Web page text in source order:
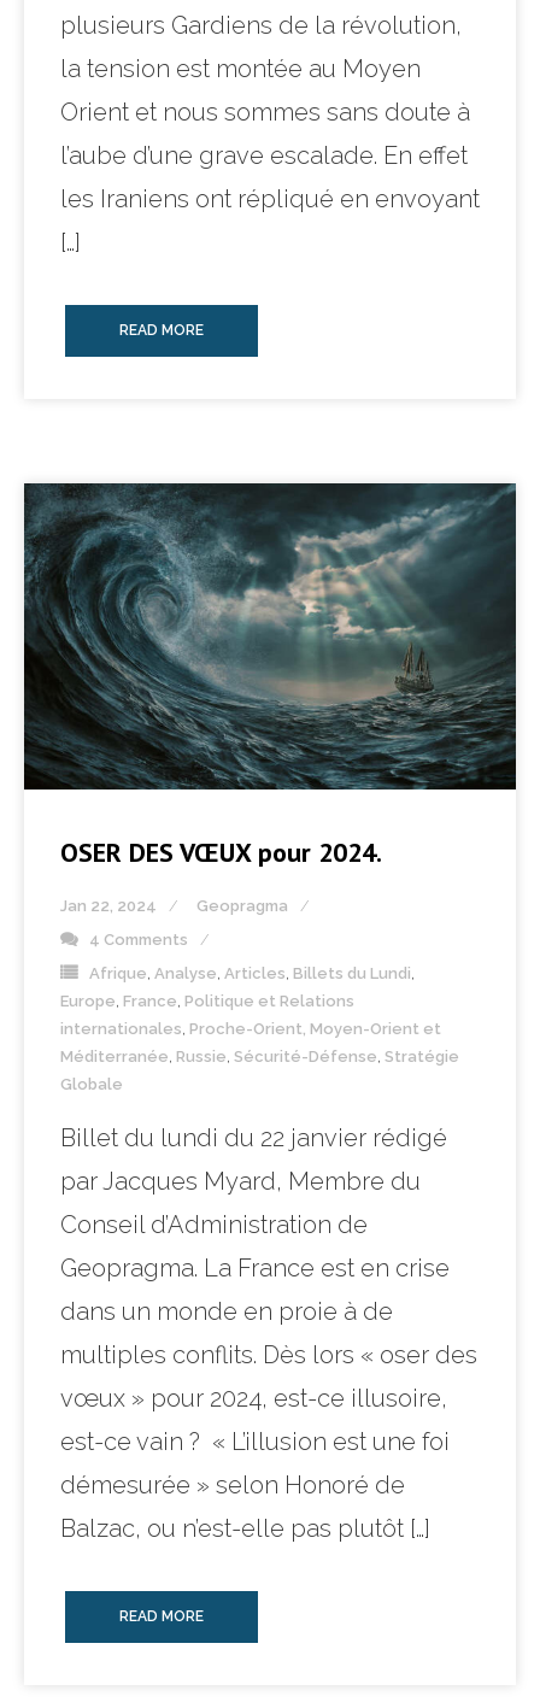
plusieurs Gardiens de la révolution,
la tension est montée au Moyen
Orient et nous sommes sans doute à
l’aube d’une grave escalade. En effet
les Iraniens ont répliqué en envoyant
[…]
READ MORE
OSER DES VŒUX pour 2024.
Jan 22, 2024
Geopragma
4 Comments
Afrique Analyse Articles Billets du Lundi
Europe France Politique et Relations
internationales Proche-Orient, Moyen-Orient et
Méditerranée Russie Sécurité-Défense Stratégie
Globale
Billet du lundi du 22 janvier rédigé
par Jacques Myard, Membre du
Conseil d’Administration de
Geopragma. La France est en crise
dans un monde en proie à de
multiples conflits. Dès lors « oser des
vœux » pour 2024, est-ce illusoire,
est-ce vain ? « L’illusion est une foi
démesurée » selon Honoré de
Balzac, ou n’est-elle pas plutôt […]
READ MORE